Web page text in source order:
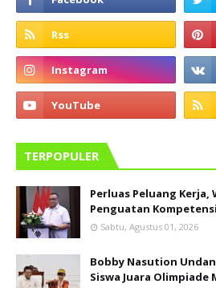
TERPOPULER
Perluas Peluang Kerja,
Penguatan
Sabtu, Agustus 01, 2026
Bobby Nasution
Siswa Juara Olimpiade